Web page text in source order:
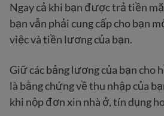
Ngay cả khi bạn được trả tiền
bạn vẫn phải cung cấp cho bạn
việc và tiền lương của bạn.
Giữ các bảng lương của bạn cho
là bằng chứng về thu nhập của
khi nộp đơn xin nhà ở, tín dụng